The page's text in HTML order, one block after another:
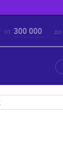
от 300 000 до